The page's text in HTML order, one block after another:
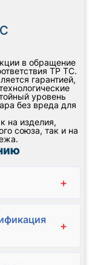
в обращение
ТР ТС.
гарантией,
уровень
без вреда для
на изделия,
союза, так и на
+
+